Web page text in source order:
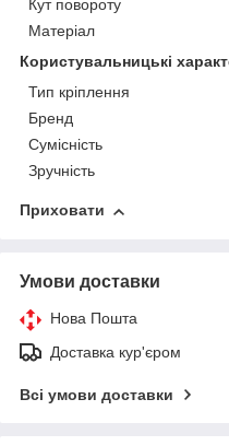
Кут повороту
Матеріал
Користувальницькі
Тип кріплення
Бренд
Сумісність
Зручність
Приховати
Умови доставки
Нова Пошта
Доставка кур'єром
Всі умови доставки